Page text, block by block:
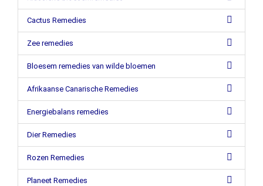
Cactus Remedies
Zee remedies
Bloesem remedies van wilde bloemen
Afrikaanse Canarische Remedies
Energiebalans remedies
Dier Remedies
Rozen Remedies
Planeet Remedies